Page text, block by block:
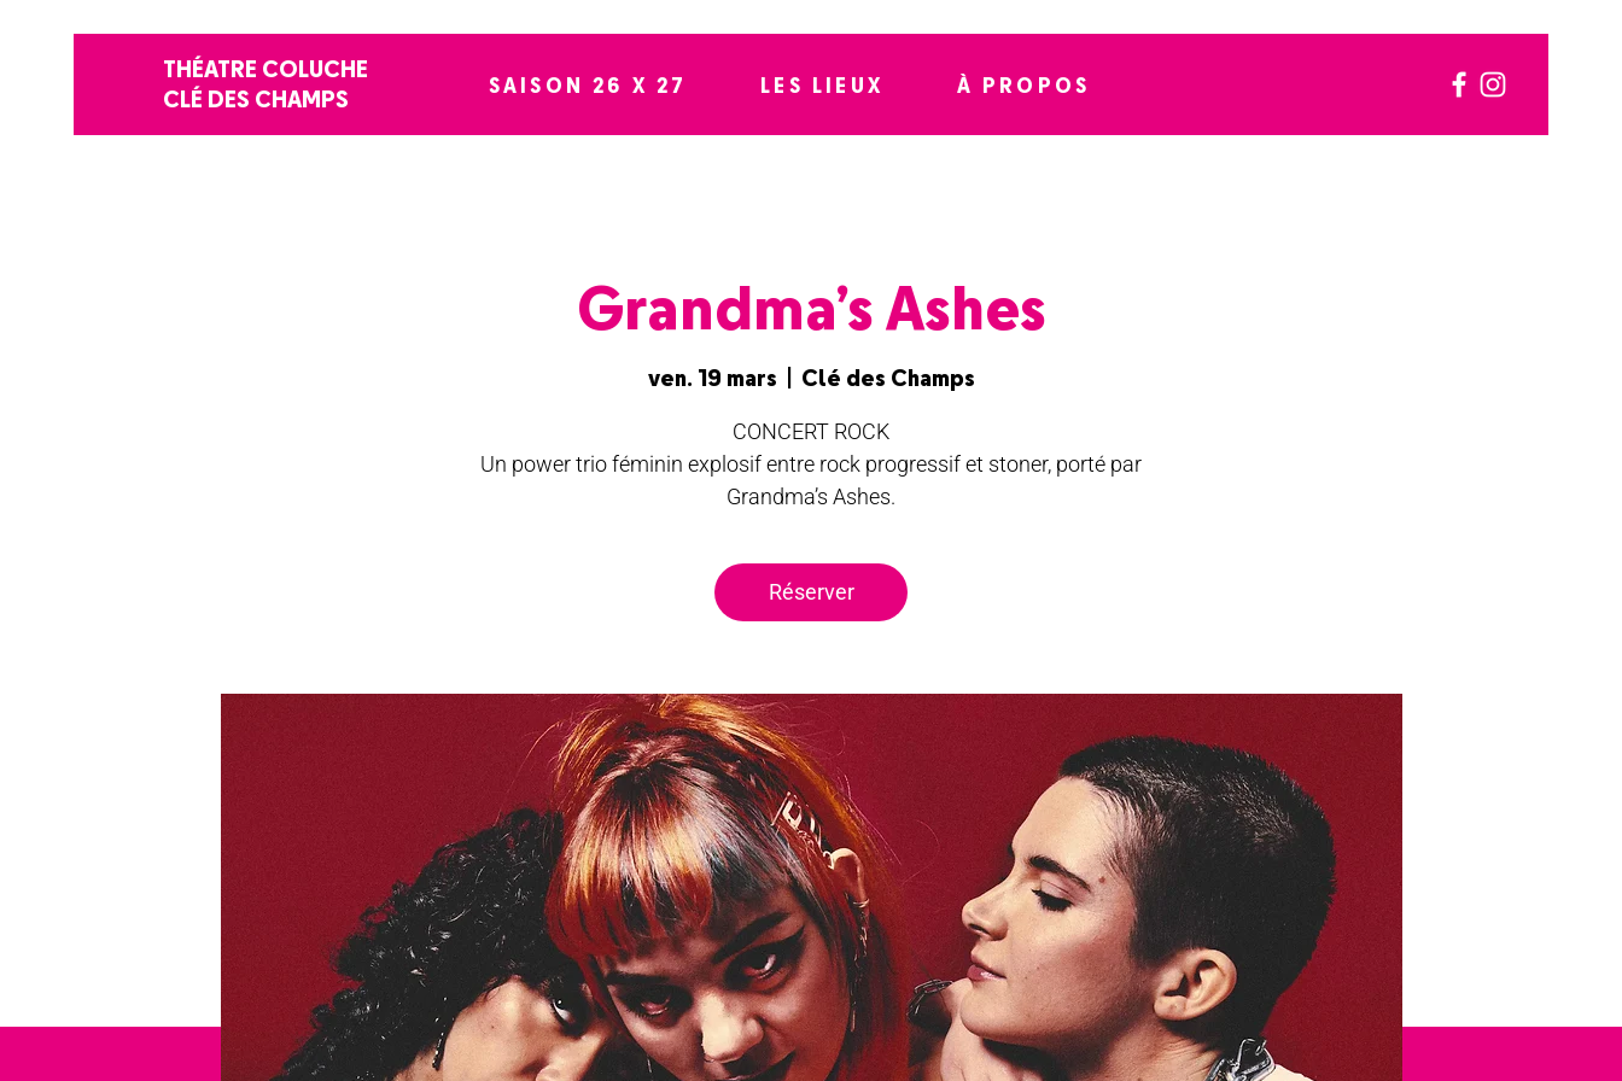
THÉATRE COLUCHE
CLÉ DES CHAMPS
SAISON 26 X 27 LES LIEUX À PROPOS
Grandma’s Ashes
ven. 19 mars Clé des Champs
CONCERT ROCK
Un power trio féminin explosif entre rock progressif et stoner, porté par
Grandma’s Ashes.
Réserver